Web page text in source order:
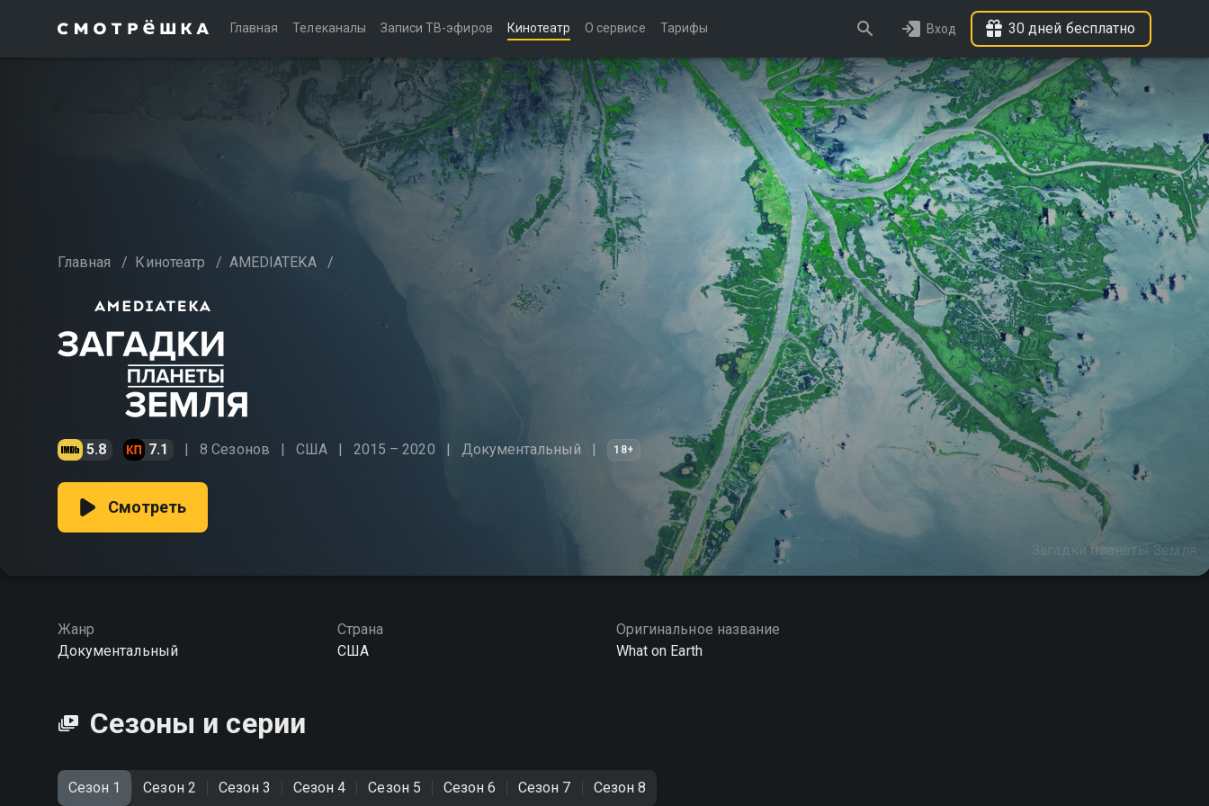
Главная Телеканалы Записи ТВ-эфиров Кинотеатр О сервисе Тарифы Вход 30 дней бесплатно
Главная / Кинотеатр / AMEDIATEKA /
5.8 7.1 8 Сезонов США 2015 – 2020 Документальный 18+
Загадки планеты Земля
Смотреть
Жанр
Документальный
Страна
США
Оригинальное название
What on Earth
Сезоны и серии
Сезон 1 Сезон 2 Сезон 3 Сезон 4 Сезон 5 Сезон 6 Сезон 7 Сезон 8